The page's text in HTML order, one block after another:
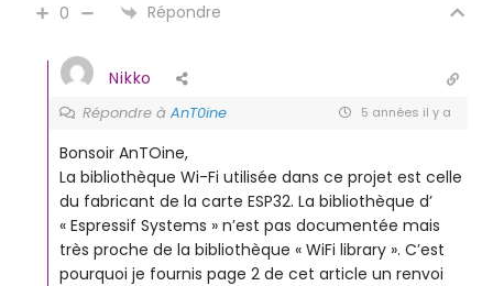
0 Répondre
Nikko
Répondre àAnT0ine 5 années il y a
Bonsoir AnTOine,
La bibliothèque Wi-Fi utilisée dans ce projet est celle
du fabricant de la carte ESP32. La bibliothèque d’
« Espressif Systems » n’est pas documentée mais
très proche de la bibliothèque « WiFi library ». C’est
pourquoi je fournis page 2 de cet article un renvoi